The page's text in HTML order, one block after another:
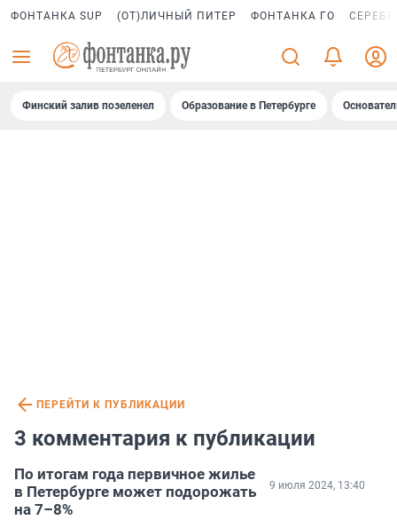
ФОНТАНКА SUP (ОТ)ЛИЧНЫЙ ПИТЕР ФОНТАНКА ГО
Финский залив позеленел Образование в Петербурге
ПЕРЕЙТИ К ПУБЛИКАЦИИ
3 комментария к публикации
По итогам года первичное жилье
в Петербурге может подорожать
на 7–8%
9 июля 2024, 13:40